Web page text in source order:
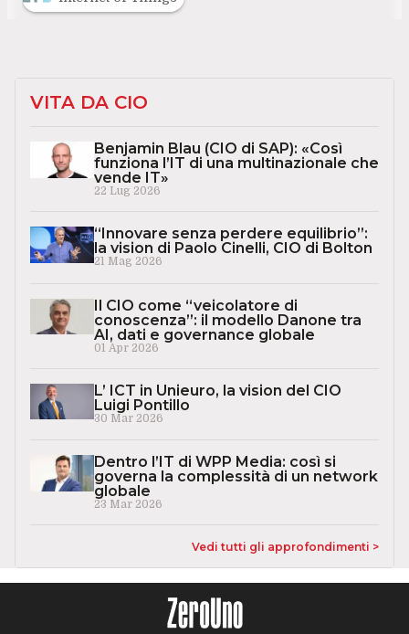
VITA DA CIO
Benjamin Blau (CIO di SAP): «Così
funziona l’IT di una multinazionale che
vende IT»
22 Lug 2026
“Innovare senza perdere equilibrio”:
la vision di Paolo Cinelli, CIO di Bolton
21 Mag 2026
Il CIO come “veicolatore di
conoscenza”: il modello Danone tra
AI, dati e governance globale
01 Apr 2026
L’ ICT in Unieuro, la vision del CIO
Luigi Pontillo
30 Mar 2026
Dentro l’IT di WPP Media: così si
governa la complessità di un network
globale
23 Mar 2026
Vedi tutti gli approfondimenti >